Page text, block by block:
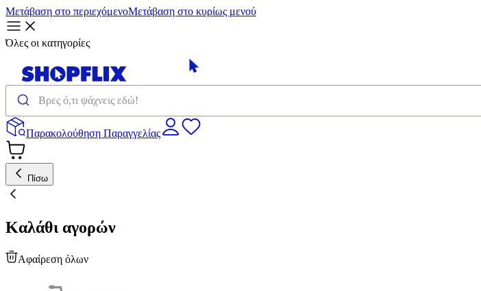
Μετάβαση στο περιεχόμενοΜετάβαση στο κυρίως μενού
Όλες οι κατηγορίες
Παρακολούθηση Παραγγελίας
Πίσω
Καλάθι αγορών
Αφαίρεση όλων